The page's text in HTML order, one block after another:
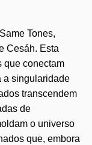
Tones,
Cesáh. Esta
que conectam
a singularidade
transcendem
de
o universo
que, embora